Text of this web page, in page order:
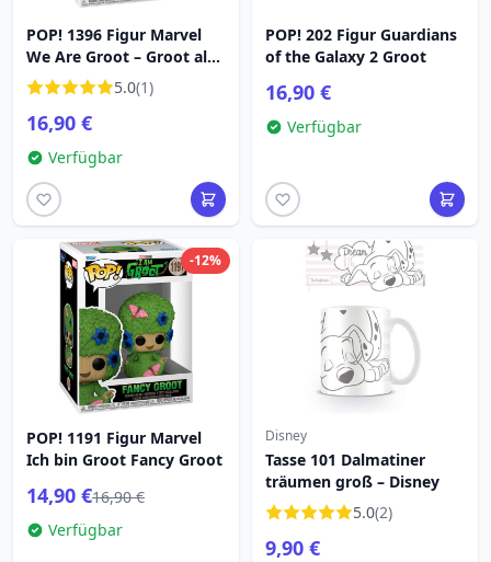
POP! 1396 Figur Marvel
We Are Groot – Groot als
Wolverine 5.0(1)
16,90 €
Verfügbar
POP! 202 Figur Guardians
of the Galaxy 2 Groot
16,90 €
Verfügbar
-12%
POP! 1191 Figur Marvel
Ich bin Groot Fancy Groot
14,90 €16,90 €
Verfügbar
Disney
Tasse 101 Dalmatiner
träumen groß – Disney
5.0(2)
9,90 €